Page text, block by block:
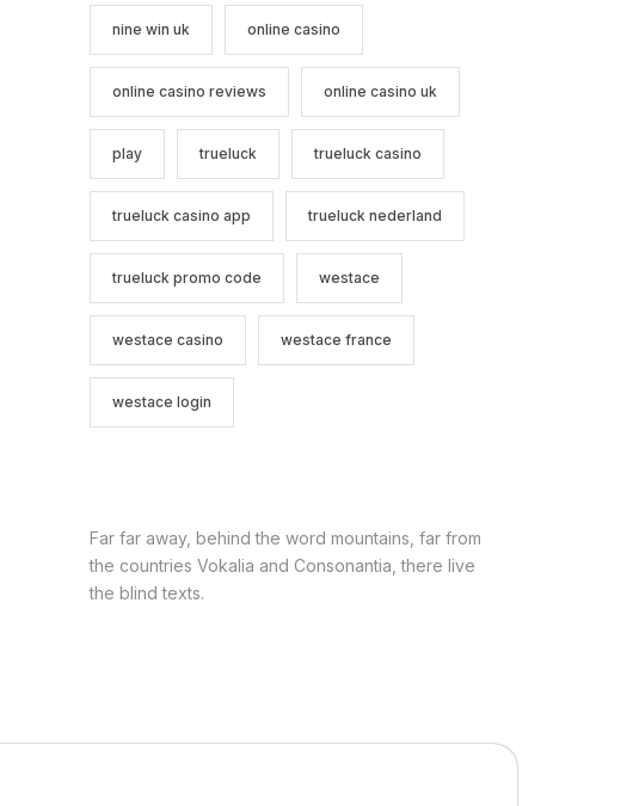
nine win uk online casino
online casino reviews online casino uk
play trueluck trueluck casino
trueluck casino app trueluck nederland
trueluck promo code westace
westace casino westace france
westace login
Far far away, behind the word mountains, far from
the countries Vokalia and Consonantia, there live
the blind texts.